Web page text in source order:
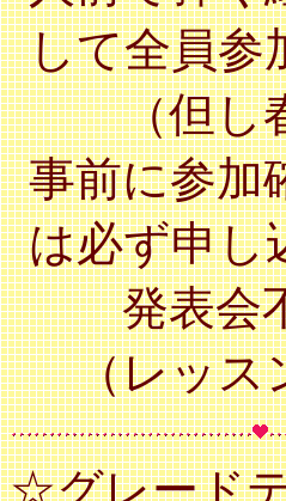
して全員参
（但し春
事前に参加
は必ず申し
発表会不
（レッス
☆グレード